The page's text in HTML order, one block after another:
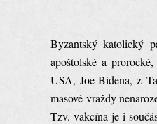
Byzantský katolický
apoštolské a
USA, Joe Bidena, z
masové vraždy
Tzv. vakcína je i